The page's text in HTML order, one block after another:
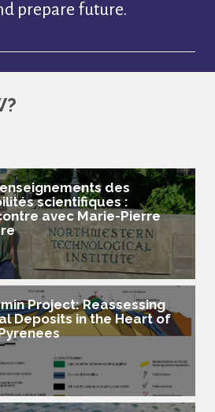
prepare future.
des
scientifiques :
avec Marie-Pierre
Project: Reassessing
Deposits in the Heart of